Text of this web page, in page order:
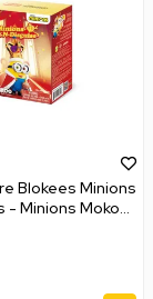
Blokees Minions
- Minions Mokoo